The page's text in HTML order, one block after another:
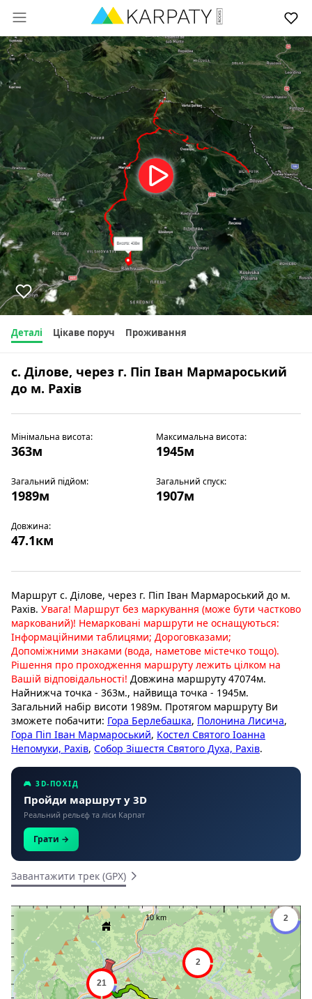
Деталі Цікаве поруч Проживання
с. Ділове, через г. Піп Іван Мармароський
до м. Рахів
Мінімальна висота:
363м
Максимальна висота:
1945м
Загальний підйом:
1989м
Загальний спуск:
1907м
Довжина:
47.1км
Маршрут с. Ділове, через г. Піп Іван Мармароський до м.
Рахів. Увага! Маршрут без маркування (може бути частково
маркований)! Немарковані маршрути не оснащуються:
Інформаційними таблицями; Дороговказами;
Допоміжними знаками (вода, наметове містечко тощо).
Рішення про проходження маршруту лежить цілком на
Вашій відповідальності! Довжина маршруту 47074м.
Найнижча точка - 363м., найвища точка - 1945м.
Загальний набір висоти 1989м. Протягом маршруту Ви
зможете побачити: Гора Берлебашка, Полонина Лисича,
Гора Піп Іван Мармароський, Костел Святого Іоанна
Непомуки, Рахів, Собор Зішестя Святого Духа, Рахів.
🎮 3D-ПОХІД
Пройди маршрут у 3D
Реальний рельєф та ліси Карпат
Грати →
Завантажити трек (GPX)